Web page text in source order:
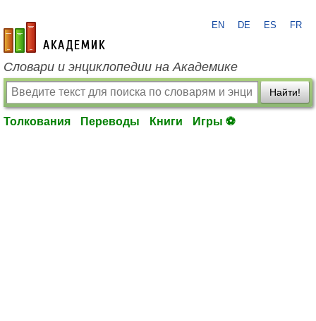
academic.ru
EN DE ES FR
Словари и энциклопедии на Академике
Найти!
Толкования Переводы Книги Игры ⚽